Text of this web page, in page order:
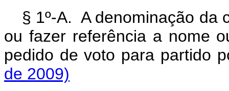
§ 1º-A. A denominação da
ou fazer referência a nome
pedido de voto para partido
de 2009)